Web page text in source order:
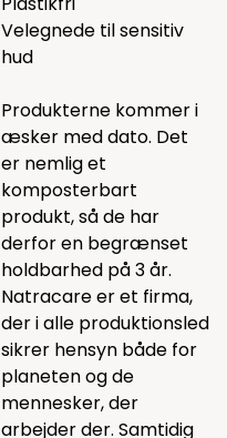
Velegnede til sensitiv
hud
Produkterne kommer i
æsker med dato. Det
er nemlig et
komposterbart
produkt, så de har
derfor en begrænset
holdbarhed på 3 år.
Natracare er et firma,
der i alle produktionsled
sikrer hensyn både for
planeten og de
mennesker, der
arbejder der. Samtidig